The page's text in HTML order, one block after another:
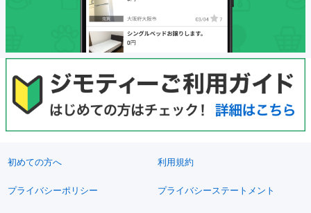
初めての方へ 利用規約
プライバシーポリシー プライバシーステートメント